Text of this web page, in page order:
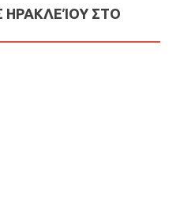
ΣΤΟ